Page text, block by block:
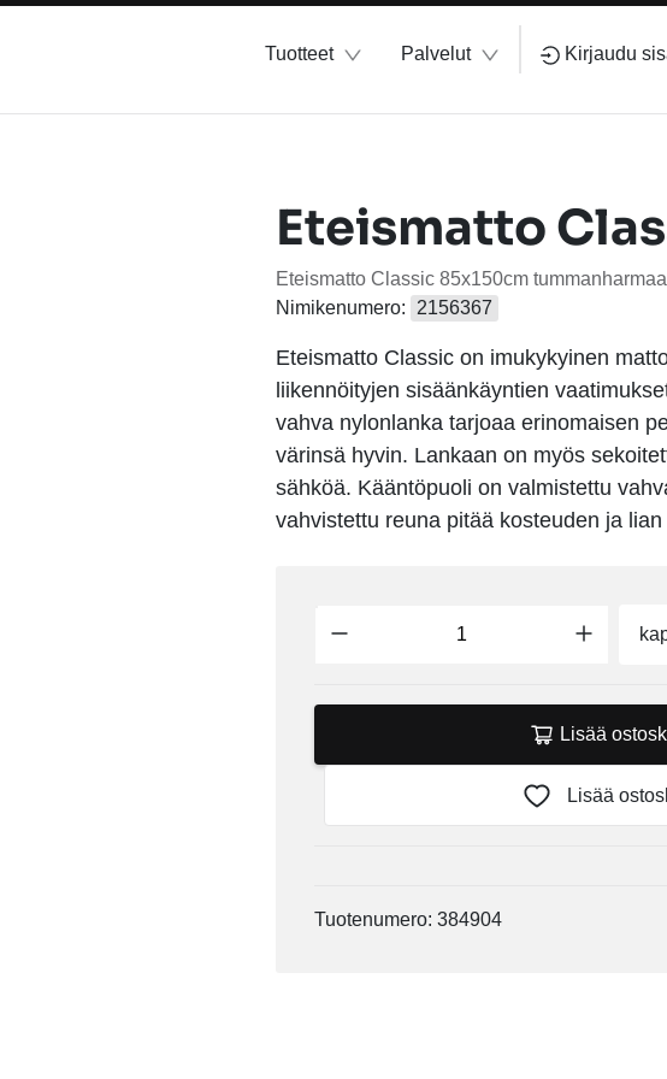
Tuotteet Palvelut Kirjaudu
Eteismatto
Eteismatto Classic 85x150cm tummanharmaa
Nimikenumero:
2156367
Eteismatto Classic on imukykyinen
liikennöityjen sisäänkäyntien
vahva nylonlanka tarjoaa erinomaisen
värinsä hyvin. Lankaan on myös
sähköä. Kääntöpuoli on valmistettu
vahvistettu reuna pitää kosteuden ja
Lisää
Lisää
Tuotenumero: 384904